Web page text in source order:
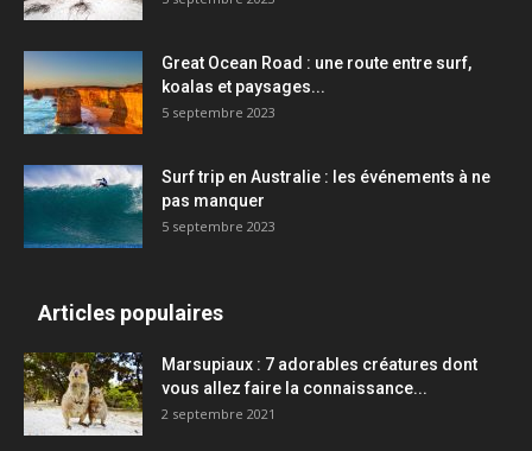
Great Ocean Road : une route entre surf,
koalas et paysages...
5 septembre 2023
Surf trip en Australie : les événements à ne
pas manquer
5 septembre 2023
Articles populaires
Marsupiaux : 7 adorables créatures dont
vous allez faire la connaissance...
2 septembre 2021